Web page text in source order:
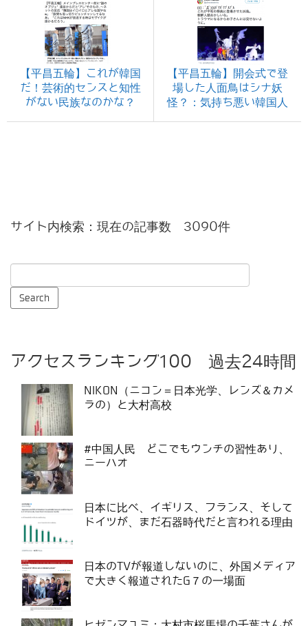
【平昌五輪】これが韓国
だ！芸術的センスと知性
がない民族なのかな？
【平昌五輪】開会式で登
場した人面鳥はシナ妖
怪？：気持ち悪い韓国人
サイト内検索：現在の記事数 3090件
アクセスランキング100 過去24時間
NIKON（ニコン＝日本光学、レンズ＆カメ
ラの）と大村高校
#中国人民 どこでもウンチの習性あり、
ニーハオ
日本に比べ、イギリス、フランス、そして
ドイツが、まだ石器時代だと言われる理由
日本のTVが報道しないのに、外国メディア
で大きく報道されたG７の一場面